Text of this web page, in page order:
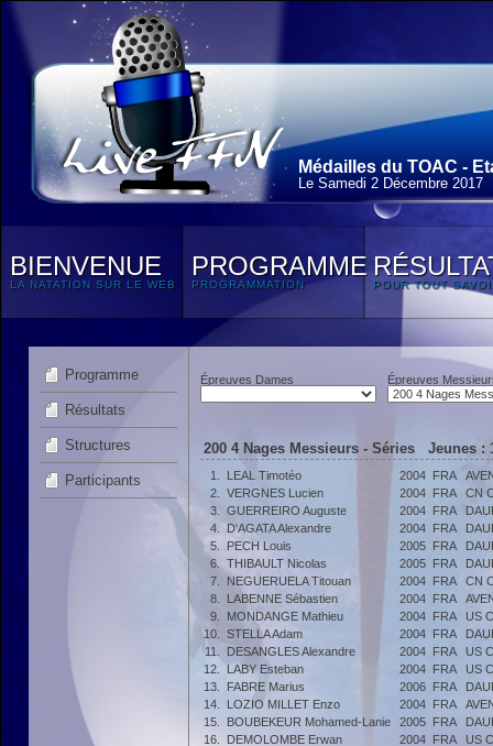
Médailles du TOAC -
Le Samedi 2 Décembre 2017
BIENVENUE
LA NATATION SUR LE WEB
PROGRAMME
PROGRAMMATION POUR TOUT
Programme
Résultats
Structures
Participants
Épreuves Dames Épreuves
200 4 Nages Messieurs - Séries Jeunes :
1. LEAL Timotéo 2004 FRA
2.
VERGNES Lucien 2004 FRA
CN
3.
GUERREIRO Auguste 2004 FRA
4.
D'AGATA Alexandre 2004 FRA
5.
PECH Louis 2005 FRA
6.
THIBAULT Nicolas 2005 FRA
7.
NEGUERUELA Titouan 2004 FRA
CN
8.
LABENNE Sébastien 2004 FRA
9.
MONDANGE Mathieu 2004 FRA
US
10.
STELLA Adam 2004 FRA
11.
DESANGLES Alexandre 2004 FRA
US
12.
LABY Esteban 2004 FRA
US
13.
FABRE Marius 2006 FRA
14.
LOZIO MILLET Enzo 2004 FRA
15.
BOUBEKEUR Mohamed-Lanie 2005 FRA
16.
DEMOLOMBE Erwan 2004 FRA
US